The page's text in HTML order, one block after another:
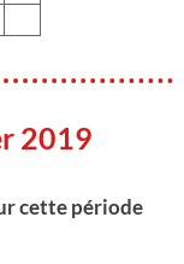
2019
cette période